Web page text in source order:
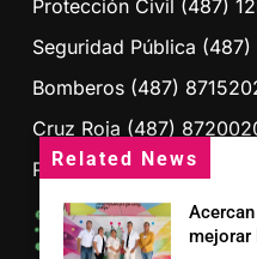
Related News
mejorar
Protección Civil (487)
Seguridad Pública
Bomberos (487)
Cruz Roja (487)
Presidencia Ciudad
Sitios de Interés: